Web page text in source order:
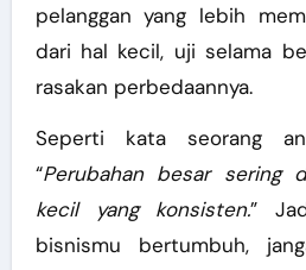
pelanggan yang lebih
dari hal kecil, uji selama
rasakan perbedaannya.
Seperti kata seorang
“Perubahan besar sering
kecil yang konsisten.”
bisnismu bertumbuh,